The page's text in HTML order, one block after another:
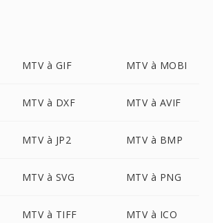
MTV à GIF MTV à MOBI
MTV à DXF MTV à AVIF
MTV à JP2 MTV à BMP
MTV à SVG MTV à PNG
MTV à TIFF MTV à ICO